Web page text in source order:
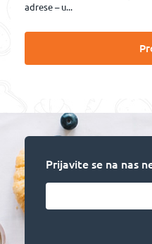
adrese – u...
Prijavite se na nas